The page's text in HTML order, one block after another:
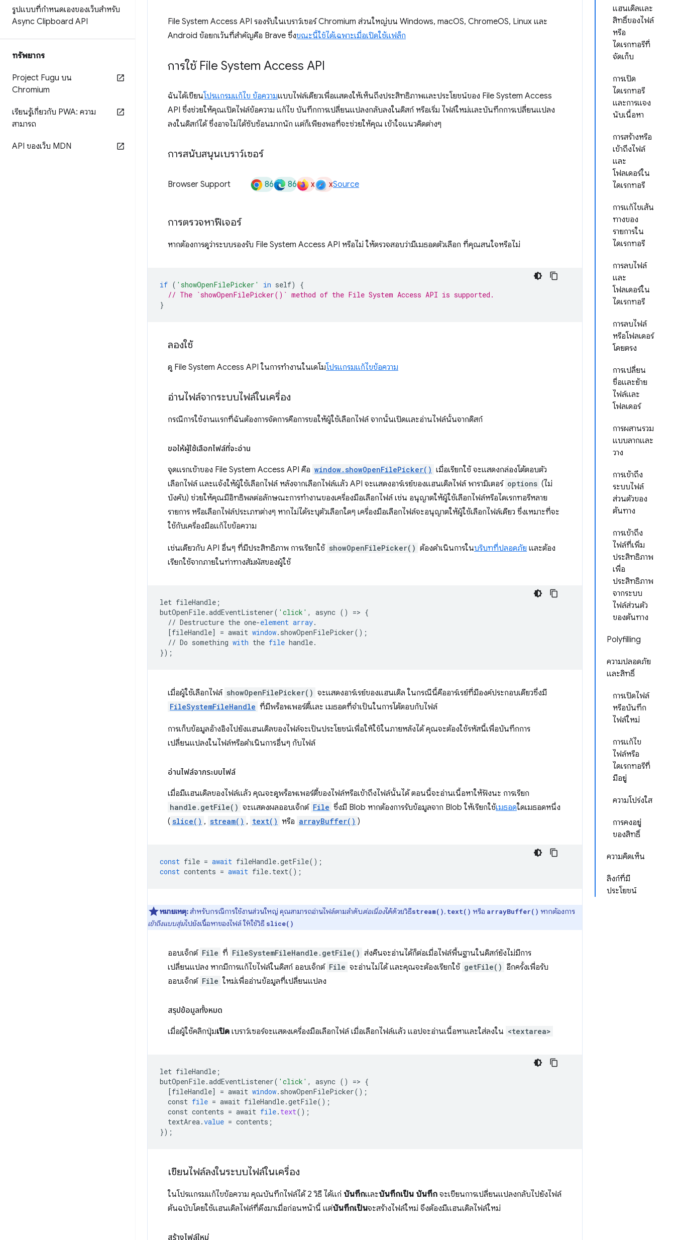
รูปแบบที่กำหนดเองของเว็บสำหรับ
Async Clipboard API
ทรัพยากร
Project Fugu บน
Chromium
เรียนรู้เกี่ยวกับ PWA: ความ
สามารถ
API ของเว็บ MDN
แฮนเดิลและ
สิทธิ์ของไฟล์
หรือ
ไดเรกทอรีที่
จัดเก็บ
การเปิด
ไดเรกทอรี
และการแจง
นับเนื้อหา
การสร้างหรือ
เข้าถึงไฟล์
และ
โฟลเดอร์ใน
ไดเรกทอรี
การแก้ไขเส้น
ทางของ
รายการใน
ไดเรกทอรี
การลบไฟล์
และ
โฟลเดอร์ใน
ไดเรกทอรี
การลบไฟล์
หรือโฟลเดอร์
โดยตรง
การเปลี่ยน
ชื่อและย้าย
ไฟล์และ
โฟลเดอร์
การผสานรวม
แบบลากและ
วาง
การเข้าถึง
ระบบไฟล์
ส่วนตัวของ
ต้นทาง
การเข้าถึง
ไฟล์ที่เพิ่ม
ประสิทธิภาพ
เพื่อ
ประสิทธิภาพ
จากระบบ
ไฟล์ส่วนตัว
ของต้นทาง
Polyfilling
ความปลอดภัย
และสิทธิ์
การเปิดไฟล์
หรือบันทึก
ไฟล์ใหม่
การแก้ไข
ไฟล์หรือ
ไดเรกทอรีที่
มีอยู่
ความโปร่งใส
การคงอยู่
ของสิทธิ์
ความคิดเห็น
ลิงก์ที่มี
ประโยชน์
File System Access API รองรับในเบราว์เซอร์ Chromium ส่วนใหญ่บน Windows, macOS, ChromeOS, Linux และ
Android ข้อยกเว้นที่สำคัญคือ Brave ซึ่งขณะนี้ใช้ได้เฉพาะเมื่อเปิดใช้แฟล็ก
การใช้ File System Access API
ฉันได้เขียนโปรแกรมแก้ไข ข้อความแบบไฟล์เดียวเพื่อแสดงให้เห็นถึงประสิทธิภาพและประโยชน์ของ File System Access
API ซึ่งช่วยให้คุณเปิดไฟล์ข้อความ แก้ไข บันทึกการเปลี่ยนแปลงกลับลงในดิสก์ หรือเริ่ม ไฟล์ใหม่และบันทึกการเปลี่ยนแปลง
ลงในดิสก์ได้ ซึ่งอาจไม่ได้ซับซ้อนมากนัก แต่ก็เพียงพอที่จะช่วยให้คุณ เข้าใจแนวคิดต่างๆ
การสนับสนุนเบราว์เซอร์
Browser Support 86 86 x xSource
การตรวจหาฟีเจอร์
หากต้องการดูว่าระบบรองรับ File System Access API หรือไม่ ให้ตรวจสอบว่ามีเมธอดตัวเลือก ที่คุณสนใจหรือไม่
if ( 'showOpenFilePicker' in self)
{
// The `showOpenFilePicker()` method of the File System Access API is supported.
}
ลองใช้
ดู File System Access API ในการทำงานในเดโมโปรแกรมแก้ไขข้อความ
อ่านไฟล์จากระบบไฟล์ในเครื่อง
กรณีการใช้งานแรกที่ฉันต้องการจัดการคือการขอให้ผู้ใช้เลือกไฟล์ จากนั้นเปิดและอ่านไฟล์นั้นจากดิสก์
ขอให้ผู้ใช้เลือกไฟล์ที่จะอ่าน
จุดแรกเข้าของ File System Access API คือ window.showOpenFilePicker() เมื่อเรียกใช้ จะแสดงกล่องโต้ตอบตัว
เลือกไฟล์ และแจ้งให้ผู้ใช้เลือกไฟล์ หลังจากเลือกไฟล์แล้ว API จะแสดงอาร์เรย์ของแฮนเดิลไฟล์ พารามิเตอร์ options (ไม่
บังคับ) ช่วยให้คุณมีอิทธิพลต่อลักษณะการทำงานของเครื่องมือเลือกไฟล์ เช่น อนุญาตให้ผู้ใช้เลือกไฟล์หรือไดเรกทอรีหลาย
รายการ หรือเลือกไฟล์ประเภทต่างๆ หากไม่ได้ระบุตัวเลือกใดๆ เครื่องมือเลือกไฟล์จะอนุญาตให้ผู้ใช้เลือกไฟล์เดียว ซึ่งเหมาะที่จะ
ใช้กับเครื่องมือแก้ไขข้อความ
เช่นเดียวกับ API อื่นๆ ที่มีประสิทธิภาพ การเรียกใช้ showOpenFilePicker() ต้องดำเนินการในบริบทที่ปลอดภัย และต้อง
เรียกใช้จากภายในท่าทางสัมผัสของผู้ใช้
let fileHandle ;
butOpenFile.addEventListener( 'click' , async () => {
// Destructure the one-element array.
[fileHandle] = await window. showOpenFilePicker();
// Do something with the file handle.
});
เมื่อผู้ใช้เลือกไฟล์ showOpenFilePicker() จะแสดงอาร์เรย์ของแฮนเดิล ในกรณีนี้คืออาร์เรย์ที่มีองค์ประกอบเดียวซึ่งมี
FileSystemFileHandle ที่มีพร็อพเพอร์ตี้และ เมธอดที่จำเป็นในการโต้ตอบกับไฟล์
การเก็บข้อมูลอ้างอิงไปยังแฮนเดิลของไฟล์จะเป็นประโยชน์เพื่อให้ใช้ในภายหลังได้ คุณจะต้องใช้รหัสนี้เพื่อบันทึกการ
เปลี่ยนแปลงในไฟล์หรือดำเนินการอื่นๆ กับไฟล์
อ่านไฟล์จากระบบไฟล์
เมื่อมีแฮนเดิลของไฟล์แล้ว คุณจะดูพร็อพเพอร์ตี้ของไฟล์หรือเข้าถึงไฟล์นั้นได้ ตอนนี้จะอ่านเนื้อหาให้ฟังนะ การเรียก
handle.getFile() จะแสดงผลออบเจ็กต์ File ซึ่งมี Blob หากต้องการรับข้อมูลจาก Blob ให้เรียกใช้เมธอดใดเมธอดหนึ่ง
( slice() , stream() , text() หรือ arrayBuffer() )
const file = await fileHandle.getFile();
const contents = await file. text();
หมายเหตุ:สำหรับกรณีการใช้งานส่วนใหญ่ คุณสามารถอ่านไฟล์ตามลำดับต่อเนื่องได้ด้วยวิธีstream(), text() หรือ arrayBuffer() หากต้องการ
เข้าถึงแบบสุ่มไปยังเนื้อหาของไฟล์ ให้ใช้วิธี slice()
ออบเจ็กต์ File ที่ FileSystemFileHandle.getFile() ส่งคืนจะอ่านได้ก็ต่อเมื่อไฟล์พื้นฐานในดิสก์ยังไม่มีการ
เปลี่ยนแปลง หากมีการแก้ไขไฟล์ในดิสก์ ออบเจ็กต์ File จะอ่านไม่ได้ และคุณจะต้องเรียกใช้ getFile() อีกครั้งเพื่อรับ
ออบเจ็กต์ File ใหม่เพื่ออ่านข้อมูลที่เปลี่ยนแปลง
สรุปข้อมูลทั้งหมด
เมื่อผู้ใช้คลิกปุ่มเปิด เบราว์เซอร์จะแสดงเครื่องมือเลือกไฟล์ เมื่อเลือกไฟล์แล้ว แอปจะอ่านเนื้อหาและใส่ลงใน <textarea>
let fileHandle ;
butOpenFile.addEventListener( 'click' , async () => {
[fileHandle] = await window. showOpenFilePicker();
const file = await fileHandle.getFile();
const contents = await file. text();
textArea.value = contents ;
});
เขียนไฟล์ลงในระบบไฟล์ในเครื่อง
ในโปรแกรมแก้ไขข้อความ คุณบันทึกไฟล์ได้ 2 วิธี ได้แก่ บันทึกและบันทึกเป็น บันทึก จะเขียนการเปลี่ยนแปลงกลับไปยังไฟล์
ต้นฉบับโดยใช้แฮนเดิลไฟล์ที่ดึงมาเมื่อก่อนหน้านี้ แต่บันทึกเป็นจะสร้างไฟล์ใหม่ จึงต้องมีแฮนเดิลไฟล์ใหม่
สร้างไฟล์ใหม่